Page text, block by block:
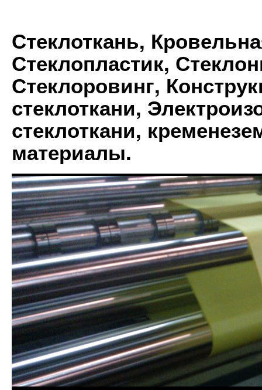
Стеклоткань,
Стеклопластик,
Стеклоровинг,
стеклоткани,
стеклоткани,
материалы.